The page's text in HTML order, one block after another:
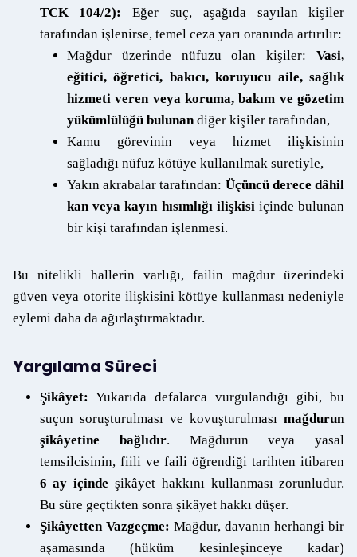
TCK 104/2): Eğer suç, aşağıda sayılan kişiler
tarafından işlenirse, temel ceza yarı oranında artırılır:
Mağdur üzerinde nüfuzu olan kişiler:Vasi,
eğitici, öğretici, bakıcı, koruyucu aile, sağlık
hizmeti veren veya koruma, bakım ve gözetim
yükümlülüğü bulunandiğer kişiler tarafından,
Kamu görevinin veya hizmet ilişkisinin
sağladığı nüfuz kötüye kullanılmak suretiyle,
Yakın akrabalar tarafından: Üçüncü derece dâhil
kan veya kayın hısımlığı ilişkisiiçinde bulunan
bir kişi tarafından işlenmesi.
Bu nitelikli hallerin varlığı, failin mağdur üzerindeki
güven veya otorite ilişkisini kötüye kullanması nedeniyle
eylemi daha da ağırlaştırmaktadır.
Yargılama Süreci
Şikâyet: Yukarıda defalarca vurgulandığı gibi, bu
suçun soruşturulması ve kovuşturulmasımağdurun
şikâyetine bağlıdır. Mağdurun veya yasal
temsilcisinin, fiili ve faili öğrendiği tarihten itibaren
6 ay içinde şikâyet hakkını kullanması zorunludur.
Bu süre geçtikten sonra şikâyet hakkı düşer.
Şikâyetten Vazgeçme: Mağdur, davanın herhangi bir
aşamasında (hüküm kesinleşinceye kadar)